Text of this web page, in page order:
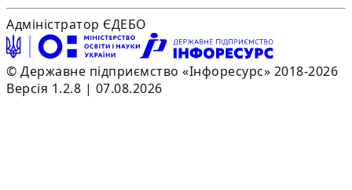
Адміністратор ЄДЕБО
© Державне підприємство «Інфоресурс» 2018-2026
Версія 1.2.8 | 07.08.2026